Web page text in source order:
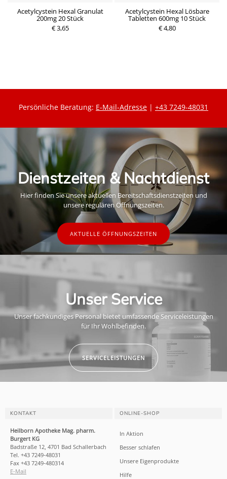
Acetylcystein Hexal Granulat
200mg 20 Stück
€ 3,65
Acetylcystein Hexal Lösbare
Tabletten 600mg 10 Stück
€ 4,80
P
P
Persönliche Beratung: E-Mail-Adresse | +43 7249-48031
Dienstzeiten & Nachtdienst
Hier finden Sie unsere aktuellen Bereitschaftsdienstzeiten und
unsere regulären Öffnungszeiten.
AKTUELLE ÖFFNUNGSZEITEN
Unser Service
Unser fachkundiges Personal bietet umfassende Serviceleistungen
für Ihr Wohlbefinden.
SERVICELEISTUNGEN
KONTAKT
Heilborn Apotheke Mag. pharm.
Burgert KG
Badstraße 12, 4701 Bad Schallerbach
Tel. +43 7249-48031
Fax +43 7249-480314
E-Mail
ONLINE-SHOP
In Aktion
Besser schlafen
Unsere Eigenprodukte
Hilfe